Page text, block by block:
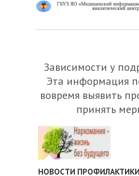
Зависимости у
Эта информация
вовремя выявить
принять
НОВОСТИ ПРОФИЛАКТИКИ